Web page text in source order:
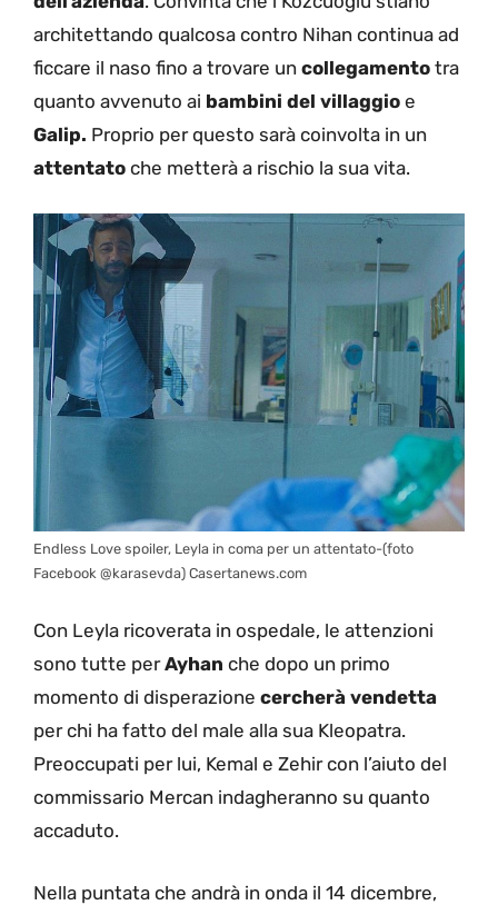
architettando qualcosa contro Nihan continua ad
ficcare il naso fino a trovare un collegamento tra
quanto avvenuto ai bambini del villaggio e
Galip. Proprio per questo sarà coinvolta in un
attentato che metterà a rischio la sua vita.
Endless Love spoiler, Leyla in coma per un attentato-(foto
Facebook @karasevda) Casertanews.com
Con Leyla ricoverata in ospedale, le attenzioni
sono tutte perAyhan che dopo un primo
momento di disperazione cercherà vendetta
per chi ha fatto del male alla sua Kleopatra.
Preoccupati per lui, Kemal e Zehir con l’aiuto del
commissario Mercan indagheranno su quanto
accaduto.
Nella puntata che andrà in onda il 14 dicembre,